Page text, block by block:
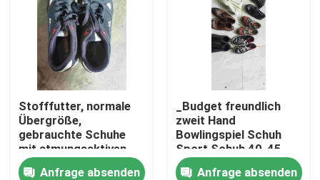
Haus
Produkte
Stofffutter, normale
Übergröße,
gebrauchte Schuhe
mit atmungsaktiven
Löchern, rutschfest
Anfrage absenden
_Budget freundlich
zweit Hand
Bowlingspiel Schuh
Sport Schuh 40-45
Anfrage absenden